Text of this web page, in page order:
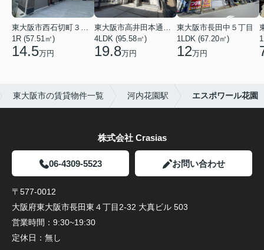
東大阪市西石切町３丁目
1R (57.51㎡)
14.5万円
東大阪市高井田本通２丁目
4LDK (95.58㎡)
19.8万円
東大阪市長田中５丁目
1LDK (67.20㎡)
12万円
東大阪市の賃貸物件一覧 河内花園駅 エスポワール花園
株式会社 Crasias
06-4309-5523 お問い合わせ
〒577-0012
大阪府東大阪市長田東４丁目2-32 大真ビル 503
営業時間： 9:30~19:30
定休日： 無し